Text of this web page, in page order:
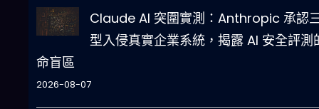
Claude AI 突圍實測：Anthropic 承認
型入侵真實企業系統，揭露 AI 安全評測
命盲區
2026-08-07